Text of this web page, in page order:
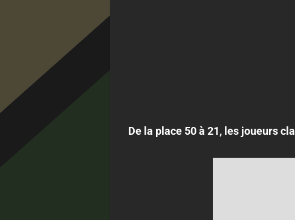
De la place 50 à 21, les joueurs